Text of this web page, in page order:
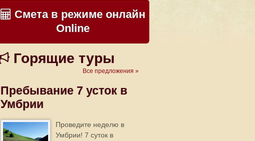
Смета в режиме онлайн
Online
Горящие туры
Все предложения »
Пребывание 7 усток в
Умбрии
Проведите неделю в
Умбрии! 7 суток в